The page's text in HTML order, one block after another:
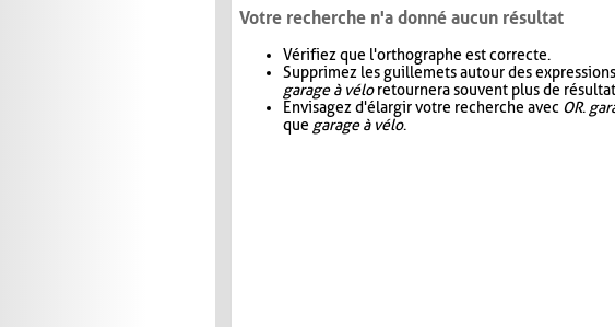
Votre recherche n'a donné aucun résultat
Vérifiez que l'orthographe est correcte.
Supprimez les guillemets autour des
garage à véloretournera souvent plus de
Envisagez d'élargir votre recherche avec OR.
que garage à vélo.